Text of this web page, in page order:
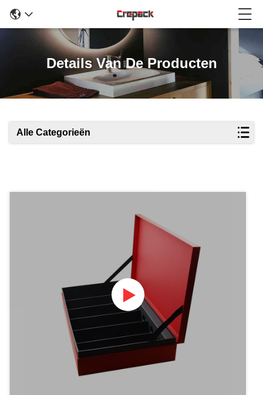
Details Van De Producten
Alle Categorieën